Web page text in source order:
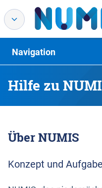
Hilfe zu
Navigation
Über NUMIS
Konzept und